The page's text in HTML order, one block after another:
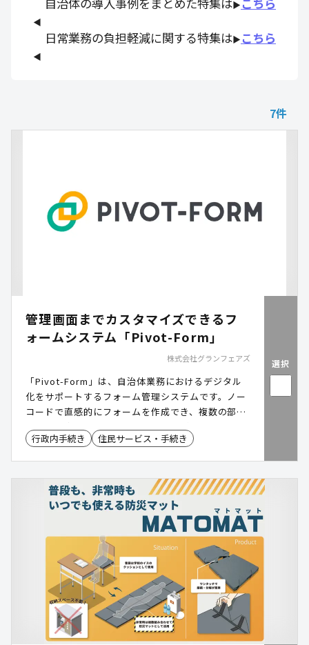
▶
◀
日常業務の負担軽減に関する特集は▶ こちら
◀
7件
管理画面までカスタマイズできるフ
ォームシステム「Pivot-Form」
株式会社グランフェアズ
「Pivot-Form」は、自治体業務におけるデジタル
化をサポートするフォーム管理システムです。ノー
コードで直感的にフォームを作成でき、複数の部署
や目的に合わせて自由にカスタマイズ可能。ユーザ
ー数やフォーム数に制限がないため、業務規模に応
行政内手続き 住民サービス・手続き
選択